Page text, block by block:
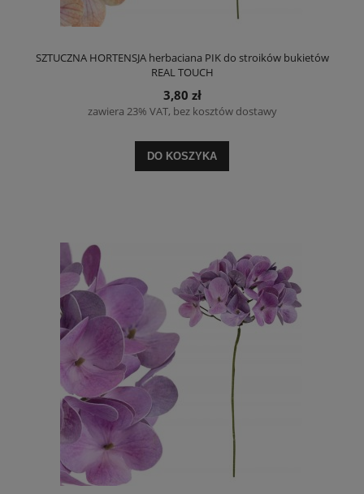
SZTUCZNA HORTENSJA herbaciana PIK do stroików bukietów
REAL TOUCH
3,80 zł
zawiera 23% VAT, bez kosztów dostawy
DO KOSZYKA